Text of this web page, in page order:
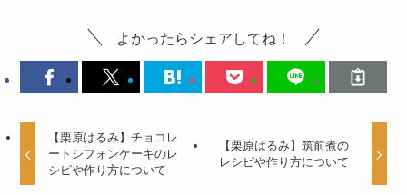
よかったらシェアしてね！
【栗原はるみ】チョコレ
ートシフォンケーキのレ
シピや作り方について
【栗原はるみ】筑前煮の
レシピや作り方について